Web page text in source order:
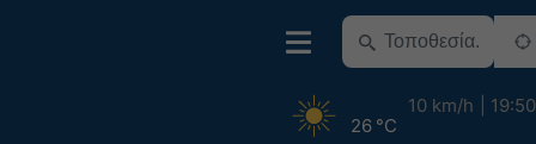
26 °C
10 km/h 19:50